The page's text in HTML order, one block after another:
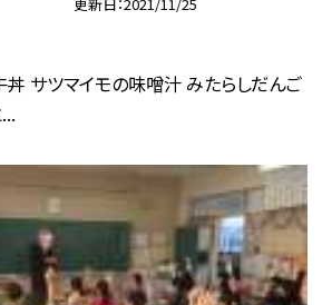
サツマイモの味噌汁 みたらしだんご